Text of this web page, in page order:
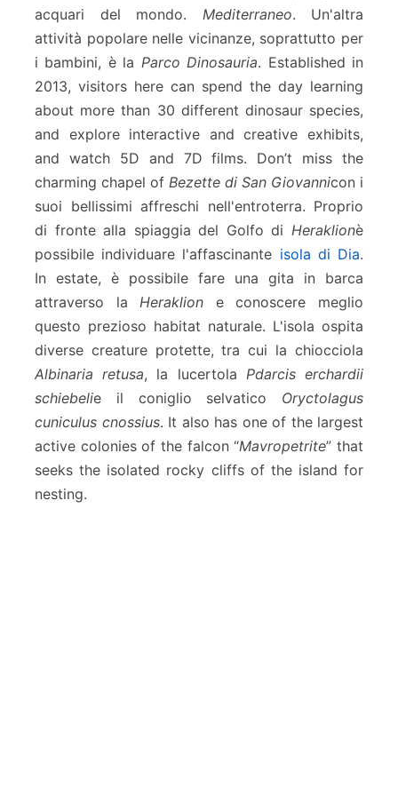
acquari del mondo. Mediterraneo. Un'altra
attività popolare nelle vicinanze, soprattutto per
i bambini, è la Parco Dinosauria. Established in
2013, visitors here can spend the day learning
about more than 30 different dinosaur species,
and explore interactive and creative exhibits,
and watch 5D and 7D films. Don’t miss the
charming chapel of Bezette di San Giovannicon i
suoi bellissimi affreschi nell'entroterra. Proprio
di fronte alla spiaggia del Golfo di Heraklionè
possibile individuare l'affascinante isola di Dia.
In estate, è possibile fare una gita in barca
attraverso la Heraklion e conoscere meglio
questo prezioso habitat naturale. L'isola ospita
diverse creature protette, tra cui la chiocciola
Albinaria retusa, la lucertola Pdarcis erchardii
schiebelie il coniglio selvatico Oryctolagus
cuniculus cnossius. It also has one of the largest
active colonies of the falcon “Mavropetrite” that
seeks the isolated rocky cliffs of the island for
nesting.